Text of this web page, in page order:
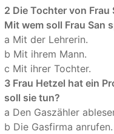
2 Die Tochter von
Mit wem soll Frau San
a Mit der Lehrerin.
b Mit ihrem Mann.
c Mit ihrer Tochter.
3 Frau Hetzel hat ein
soll sie tun?
a Den Gaszähler
b Die Gasfirma anrufen.